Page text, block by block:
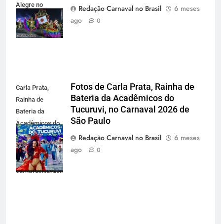
Alegre no
Carnaval 2026
de São Paulo
Redação Carnaval no Brasil
6 meses
ago
0
Carla Prata,
Rainha de
Bateria da
Acadêmicos do
Tucuruvi, no
Carnaval 2026
de São Paulo -
carnavalnobrasil.com.br
Fotos de Carla Prata, Rainha de
Bateria da Acadêmicos do
Tucuruvi, no Carnaval 2026 de
São Paulo
Redação Carnaval no Brasil
6 meses
ago
0